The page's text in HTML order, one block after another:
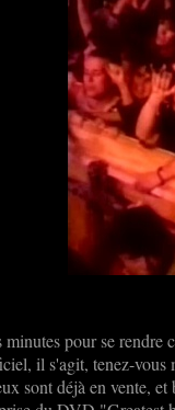
pour se
il s'agit, tenez-
sont déjà en vente,